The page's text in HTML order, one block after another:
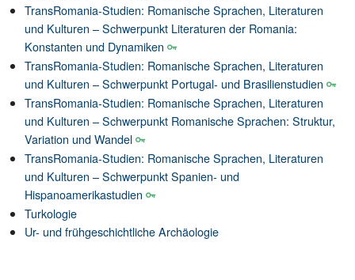
TransRomania-Studien: Romanische Sprachen, Literaturen
und Kulturen – Schwerpunkt Literaturen der Romania:
Konstanten und Dynamiken
TransRomania-Studien: Romanische Sprachen, Literaturen
und Kulturen – Schwerpunkt Portugal- und Brasilienstudien
TransRomania-Studien: Romanische Sprachen, Literaturen
und Kulturen – Schwerpunkt Romanische Sprachen: Struktur,
Variation und Wandel
TransRomania-Studien: Romanische Sprachen, Literaturen
und Kulturen – Schwerpunkt Spanien- und
Hispanoamerikastudien
Turkologie
Ur- und frühgeschichtliche Archäologie